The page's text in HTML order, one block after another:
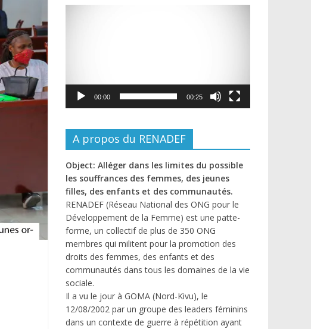
00:00 00:25
A propos du RENADEF
Object: Alléger dans les limites du possible
les souffrances des femmes, des jeunes
filles, des enfants et des communautés.
RENADEF (Réseau National des ONG pour le
Développement de la Femme) est une patte-
forme, un collectif de plus de 350 ONG
membres qui militent pour la promotion des
droits des femmes, des enfants et des
communautés dans tous les domaines de la vie
sociale.
Il a vu le jour à GOMA (Nord-Kivu), le
12/08/2002 par un groupe des leaders féminins
dans un contexte de guerre à répétition ayant